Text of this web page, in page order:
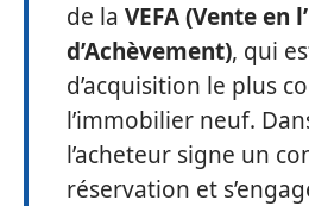
de la VEFA (Vente en
d’Achèvement), qui
d’acquisition le plus
l’immobilier neuf.
l’acheteur signe un
réservation et